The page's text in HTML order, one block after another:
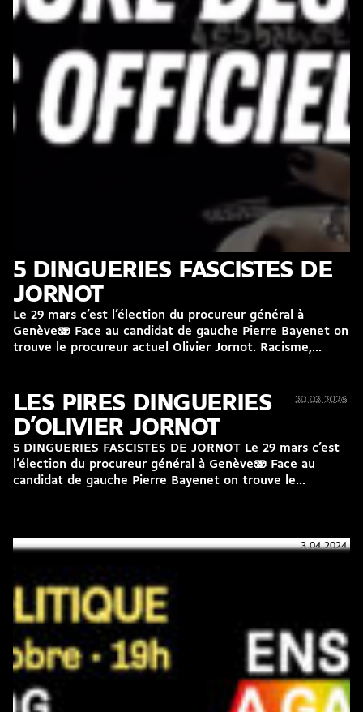
5 DINGUERIES FASCISTES DE
JORNOT
Le 29 mars c’est l’élection du procureur général à
Genève🫨 Face au candidat de gauche Pierre Bayenet on
trouve le procureur actuel Olivier Jornot. Racisme,...
30.03.2026
30.03.2026
LES PIRES DINGUERIES
D’OLIVIER JORNOT
5 DINGUERIES FASCISTES DE JORNOT Le 29 mars c’est
l’élection du procureur général à Genève🫨 Face au
candidat de gauche Pierre Bayenet on trouve le...
3.04.2024